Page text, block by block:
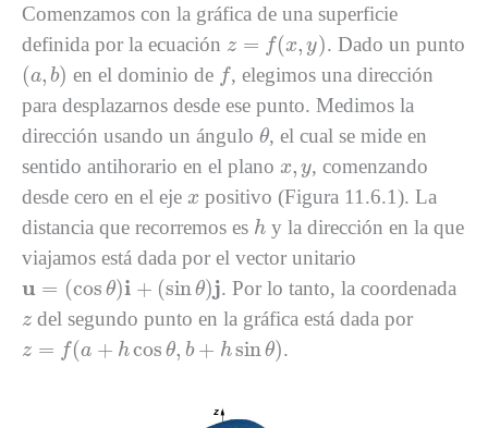
Comenzamos con la gráfica de una superficie
definida por la ecuación z = f(x, y)
x,y . Dado un punto
(a, b)
( b) en el dominio de f
f , elegimos una dirección
para desplazarnos desde ese punto. Medimos la
dirección usando un ángulo θ
θ, el cual se mide en
sentido antihorario en el plano x, y
x y , comenzando
desde cero en el eje x
x positivo (Figura 11.6.1). La
distancia que recorremos es h
h y la dirección en la que
viajamos está dada por el vector unitario
u = (cos θ)i + (sinθ)j
cos +(sin θ) j . Por lo tanto, la coordenada
z
z del segundo punto en la gráfica está dada por
z = f(a + hcos θ, b + hsinθ)
a+ cosθ hsin θ .